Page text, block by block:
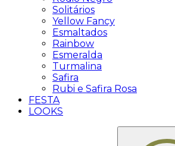
Solitários
Yellow Fancy
Esmaltados
Rainbow
Esmeralda
Turmalina
Safira
Rubi e Safira Rosa
FESTA
LOOKS